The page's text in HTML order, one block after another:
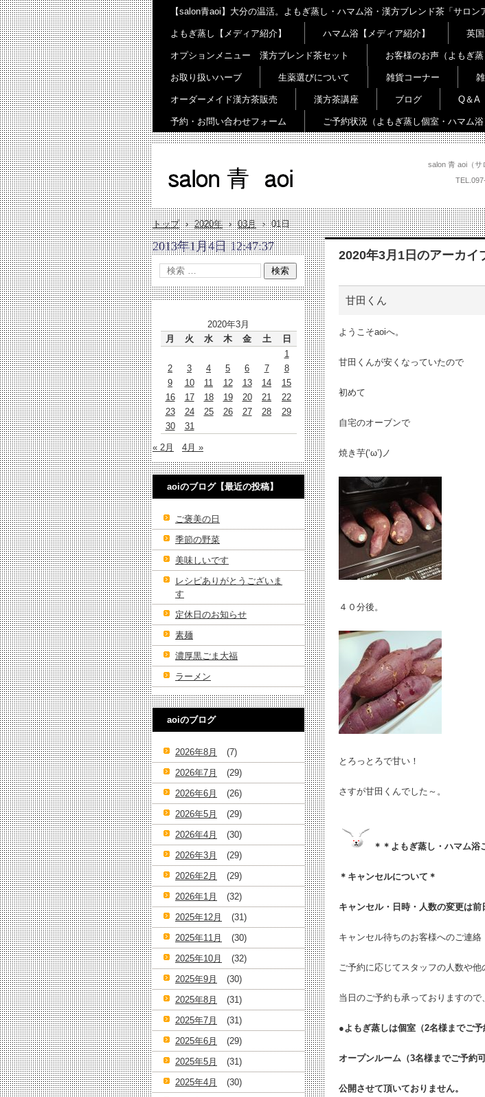
salon 青 aoi（サ
TEL.
【salon青aoi】大分の温活。よもぎ蒸し・ハマム浴・漢方ブレンド茶「サロン
よもぎ蒸し【メディア紹介】 ハマム浴【メディア紹介】 英
オプションメニュー 漢方ブレンド茶セット お客様のお声（よもぎ蒸
お取り扱いハーブ 生薬選びについて 雑貨コーナー
オーダーメイド漢方茶販売 漢方茶講座 ブログ Q＆A
予約・お問い合わせフォーム ご予約状況（よもぎ蒸し個室・ハマム
トップ › 2020年 › 03月 › 01日
2020年3月1日 のアーカイ
甘田くん
ようこそaoiへ。
甘田くんが安くなっていたので
初めて
自宅のオーブンで
焼き芋(‘ω’)ノ
４０分後。
とろっとろで甘い！
さすが甘田くんでした～。
＊＊よもぎ蒸し・ハマム浴
＊キャンセルについて＊
キャンセル・日時・人数の変更は前
キャンセル待ちのお客様へのご連絡
ご予約に応じてスタッフの人数や他
当日のご予約も承っておりますので
●よもぎ蒸しは個室（2名様までご
オープンルーム（3名様までご予約
公開させて頂いておりません。
2013年1月4日 12:47:37
2020年3月
月
火 水 木 金 土
日
1
2
3 4 5 6 7
8
9
10 11 12 13 14
15
16
17 18 19 20 21
22
23
24 25 26 27 28
29
30
31
« 2月 4月 »
aoiのブログ【最近の投稿】
ご褒美の日
季節の野菜
美味しいです
レシピありがとうございま
す
定休日のお知らせ
素麺
濃厚黒ごま大福
ラーメン
aoiのブログ
2026年8月
(7)
2026年7月
(29)
2026年6月
(26)
2026年5月
(29)
2026年4月
(30)
2026年3月
(29)
2026年2月
(29)
2026年1月
(32)
2025年12月
(31)
2025年11月
(30)
2025年10月
(32)
2025年9月
(30)
2025年8月
(31)
2025年7月
(31)
2025年6月
(29)
2025年5月
(31)
2025年4月
(30)